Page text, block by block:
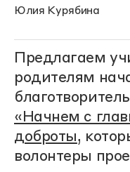
Юлия Курябина
Предлагаем
родителям
«Начнем с
доброты,
волонтеры